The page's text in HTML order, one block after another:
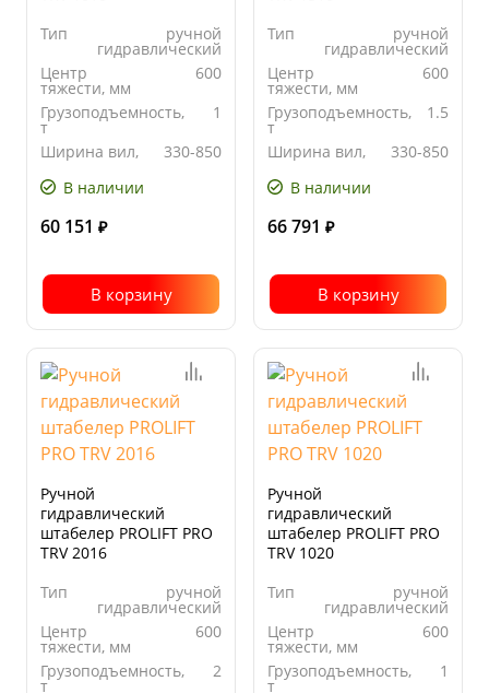
Тип
ручной
гидравлический
Центр
тяжести, мм
600
Грузоподъемность,
т
1
Ширина вил,
330-850
В наличии
60 151 ₽
В корзину
Тип
ручной
гидравлический
Центр
тяжести, мм
600
Грузоподъемность,
т
1.5
Ширина вил,
330-850
В наличии
66 791 ₽
В корзину
Ручной
гидравлический
штабелер PROLIFT PRO
TRV 2016
Тип
ручной
гидравлический
Центр
тяжести, мм
600
Грузоподъемность,
т
2
Ручной
гидравлический
штабелер PROLIFT PRO
TRV 1020
Тип
ручной
гидравлический
Центр
тяжести, мм
600
Грузоподъемность,
т
1